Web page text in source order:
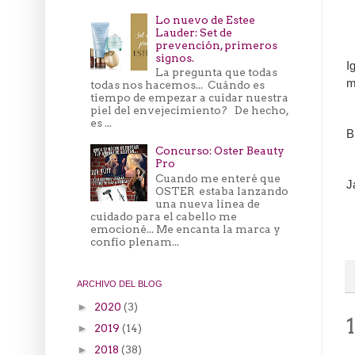
Lo nuevo de Estee
Lauder: Set de
prevención, primeros
signos.
La pregunta que todas
todas nos hacemos... Cuándo es
tiempo de empezar a cuidar nuestra
piel del envejecimiento? De hecho,
es ...
Concurso: Oster Beauty
Pro
Cuando me enteré que
OSTER estaba lanzando
una nueva línea de
cuidado para el cabello me
emocioné... Me encanta la marca y
confío plenam...
ARCHIVO DEL BLOG
► 2020 (3)
► 2019 (14)
► 2018 (38)